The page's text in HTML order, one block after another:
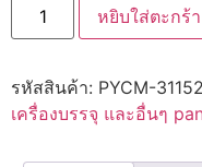
หยิบใส่ตะกร้า
รหัสสินค้า: PYCM-31152
เครื่องบรรจุ และอื่นๆ